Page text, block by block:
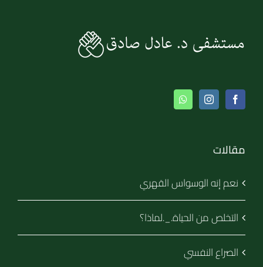
مقالات
نعم إنه الوسواس القهري
التخلص من الحياة._.لماذا؟
الصراع النفسي